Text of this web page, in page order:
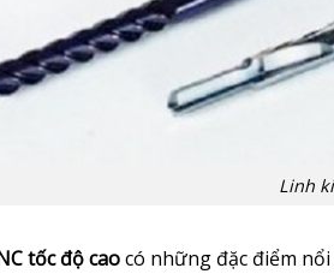
Linh
tốc độ caocó những đặc điểm